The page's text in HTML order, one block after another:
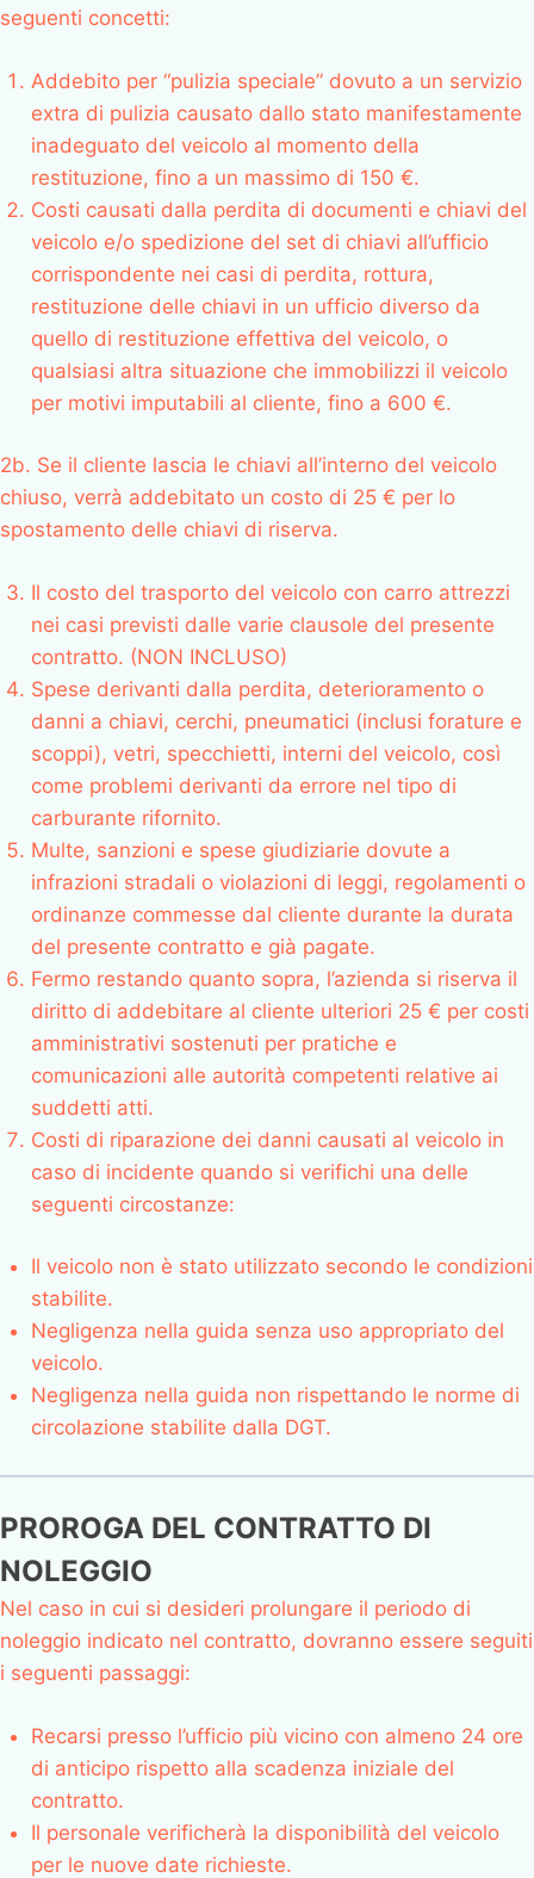
seguenti concetti:
Addebito per “pulizia speciale” dovuto a un servizio
extra di pulizia causato dallo stato manifestamente
inadeguato del veicolo al momento della
restituzione, fino a un massimo di 150 €.
Costi causati dalla perdita di documenti e chiavi del
veicolo e/o spedizione del set di chiavi all’ufficio
corrispondente nei casi di perdita, rottura,
restituzione delle chiavi in un ufficio diverso da
quello di restituzione effettiva del veicolo, o
qualsiasi altra situazione che immobilizzi il veicolo
per motivi imputabili al cliente, fino a 600 €.
2b. Se il cliente lascia le chiavi all’interno del veicolo
chiuso, verrà addebitato un costo di 25 € per lo
spostamento delle chiavi di riserva.
Il costo del trasporto del veicolo con carro attrezzi
nei casi previsti dalle varie clausole del presente
contratto. (NON INCLUSO)
Spese derivanti dalla perdita, deterioramento o
danni a chiavi, cerchi, pneumatici (inclusi forature e
scoppi), vetri, specchietti, interni del veicolo, così
come problemi derivanti da errore nel tipo di
carburante rifornito.
Multe, sanzioni e spese giudiziarie dovute a
infrazioni stradali o violazioni di leggi, regolamenti o
ordinanze commesse dal cliente durante la durata
del presente contratto e già pagate.
Fermo restando quanto sopra, l’azienda si riserva il
diritto di addebitare al cliente ulteriori 25 € per costi
amministrativi sostenuti per pratiche e
comunicazioni alle autorità competenti relative ai
suddetti atti.
Costi di riparazione dei danni causati al veicolo in
caso di incidente quando si verifichi una delle
seguenti circostanze:
Il veicolo non è stato utilizzato secondo le condizioni
stabilite.
Negligenza nella guida senza uso appropriato del
veicolo.
Negligenza nella guida non rispettando le norme di
circolazione stabilite dalla DGT.
PROROGA DEL CONTRATTO DI
NOLEGGIO
Nel caso in cui si desideri prolungare il periodo di
noleggio indicato nel contratto, dovranno essere seguiti
i seguenti passaggi:
Recarsi presso l’ufficio più vicino con almeno 24 ore
di anticipo rispetto alla scadenza iniziale del
contratto.
Il personale verificherà la disponibilità del veicolo
per le nuove date richieste.